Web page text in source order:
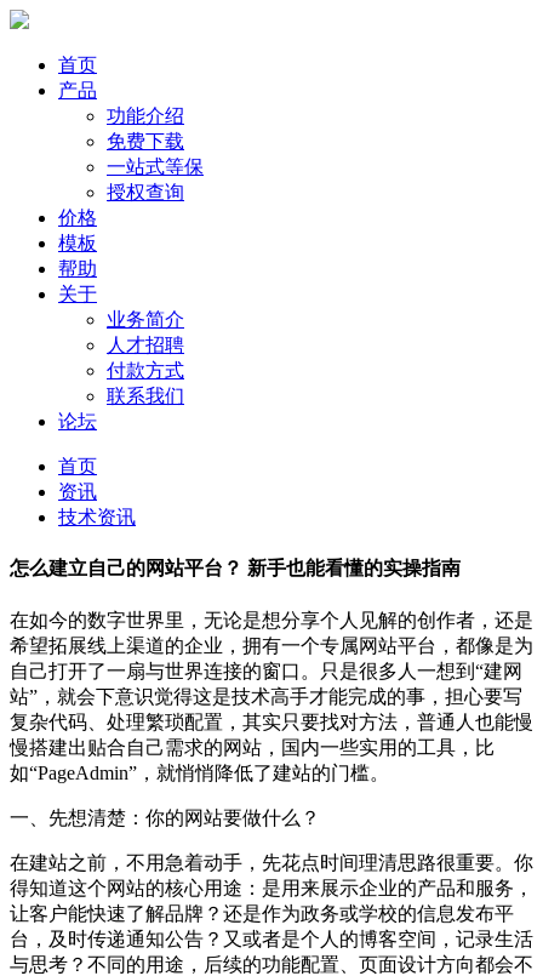
首页
产品
功能介绍
免费下载
一站式等保
授权查询
价格
模板
帮助
关于
业务简介
人才招聘
付款方式
联系我们
论坛
首页
资讯
技术资讯
怎么建立自己的网站平台？ 新手也能看懂的实操指南
在如今的数字世界里，无论是想分享个人见解的创作者，还是
希望拓展线上渠道的企业，拥有一个专属网站平台，都像是为
自己打开了一扇与世界连接的窗口。只是很多人一想到“建网
站”，就会下意识觉得这是技术高手才能完成的事，担心要写
复杂代码、处理繁琐配置，其实只要找对方法，普通人也能慢
慢搭建出贴合自己需求的网站，国内一些实用的工具，比
如“PageAdmin”，就悄悄降低了建站的门槛。
一、先想清楚：你的网站要做什么？
在建站之前，不用急着动手，先花点时间理清思路很重要。你
得知道这个网站的核心用途：是用来展示企业的产品和服务，
让客户能快速了解品牌？还是作为政务或学校的信息发布平
台，及时传递通知公告？又或者是个人的博客空间，记录生活
与思考？不同的用途，后续的功能配置、页面设计方向都会不